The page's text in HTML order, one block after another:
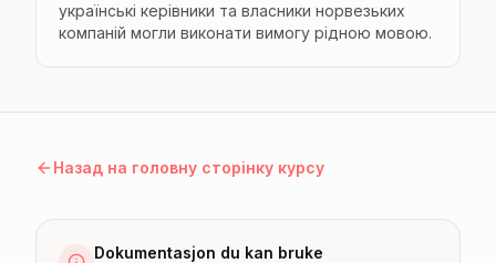
українські керівники та власники норвезьких
компаній могли виконати вимогу рідною мовою.
Назад на головну сторінку курсу
Dokumentasjon du kan bruke